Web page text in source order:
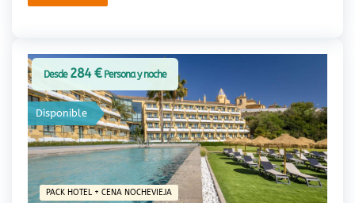
PACK HOTEL + CENA NOCHEVIEJA
Disponible
Desde 284 €Persona y noche